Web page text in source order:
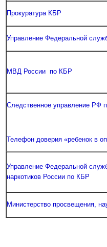
Прокуратура КБР
Управление Федеральной
МВД России по КБР
Следственное управление РФ
Телефон доверия «ребенок в
Управление Федеральной
наркотиков России по КБР
Министерство просвещения,